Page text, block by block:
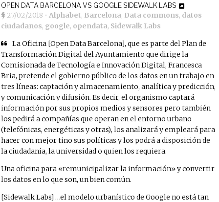
OPEN DATA BARCELONA VS GOOGLE SIDEWALK LABS
27/02/2018 •Alphabet, Barcelona, Data commons, datos
ciudadanos, google, opendata, Sidewalk Labs
La Oficina [Open Data Barcelona], que es parte del Plan de
Transformación Digital del Ayuntamiento que dirige la
Comisionada de Tecnología e Innovación Digital, Francesca
Bria, pretende el gobierno público de los datos en un trabajo en
tres líneas: captación y almacenamiento, analítica y predicción,
y comunicación y difusión. Es decir, el organismo captará
información por sus propios medios y sensores pero también
los pedirá a compañías que operan en el entorno urbano
(telefónicas, energéticas y otras), los analizará y empleará para
hacer con mejor tino sus políticas y los podrá a disposición de
la ciudadanía, la universidad o quien los requiera.
Una oficina para «remunicipalizar la información» y convertir
los datos en lo que son, un bien común.
[Sidewalk Labs] …el modelo urbanístico de Google no está tan